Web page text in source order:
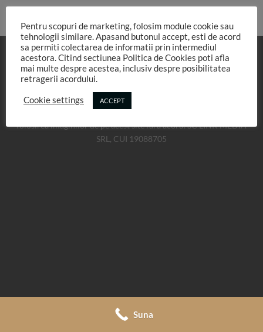
COOKIE POLICY TERMENI SI CONDITII
Florentina Rafaila toate drepturile rezervate. Nu este permisa
folosirea imaginilor de pe acest site fara acord. SC LINK MEDIA
SRL, CUI 19088705
Pentru scopuri de marketing, folosim module cookie sau
tehnologii similare. Apasand butonul accept, esti de acord
sa permiti colectarea de informatii prin intermediul
acestora. Citind sectiunea Politica de Cookies poti afla
mai multe despre acestea, inclusiv despre posibilitatea
retragerii acordului.
Cookie settings ACCEPT
Suna